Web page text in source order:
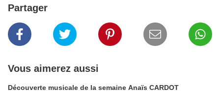
Partager
Vous aimerez aussi
Découverte musicale de la semaine Anaïs CARDOT